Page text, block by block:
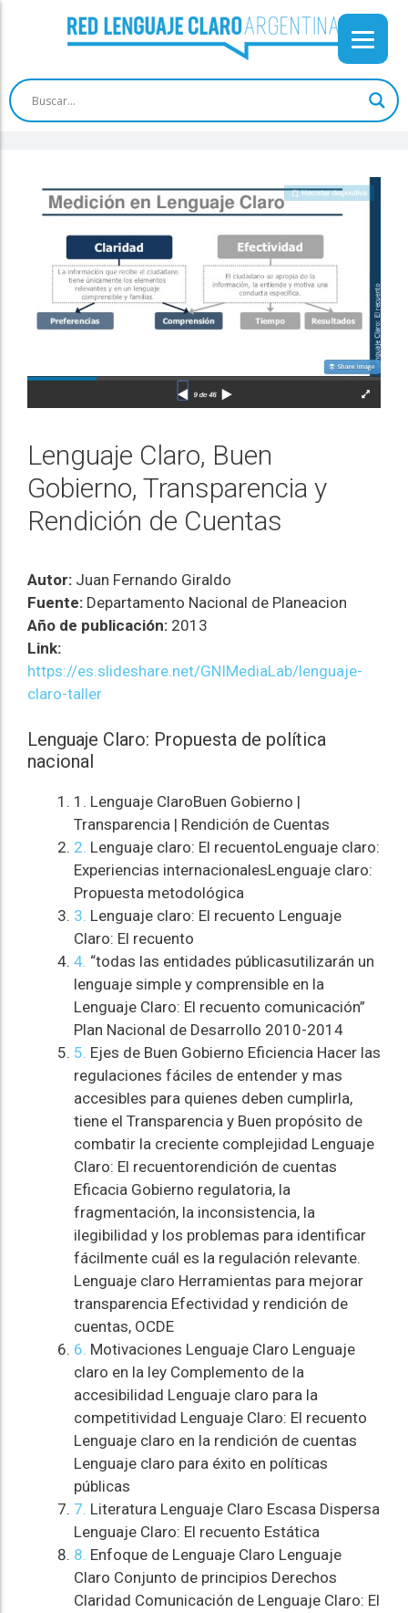
Lenguaje Claro, Buen
Gobierno, Transparencia y
Rendición de Cuentas
Autor: Juan Fernando Giraldo
Fuente: Departamento Nacional de Planeacion
Año de publicación: 2013
Link:
https://es.slideshare.net/GNIMediaLab/lenguaje-
claro-taller
Lenguaje Claro: Propuesta de política
nacional
1. Lenguaje ClaroBuen Gobierno |
Transparencia | Rendición de Cuentas
2. Lenguaje claro: El recuentoLenguaje claro:
Experiencias internacionalesLenguaje claro:
Propuesta metodológica
3. Lenguaje claro: El recuento Lenguaje
Claro: El recuento
4. “todas las entidades públicasutilizarán un
lenguaje simple y comprensible en la
Lenguaje Claro: El recuento comunicación”
Plan Nacional de Desarrollo 2010-2014
5. Ejes de Buen Gobierno Eficiencia Hacer las
regulaciones fáciles de entender y mas
accesibles para quienes deben cumplirla,
tiene el Transparencia y Buen propósito de
combatir la creciente complejidad Lenguaje
Claro: El recuentorendición de cuentas
Eficacia Gobierno regulatoria, la
fragmentación, la inconsistencia, la
ilegibilidad y los problemas para identificar
fácilmente cuál es la regulación relevante.
Lenguaje claro Herramientas para mejorar
transparencia Efectividad y rendición de
cuentas, OCDE
6. Motivaciones Lenguaje Claro Lenguaje
claro en la ley Complemento de la
accesibilidad Lenguaje claro para la
competitividad Lenguaje Claro: El recuento
Lenguaje claro en la rendición de cuentas
Lenguaje claro para éxito en políticas
públicas
7. Literatura Lenguaje Claro Escasa Dispersa
Lenguaje Claro: El recuento Estática
8. Enfoque de Lenguaje Claro Lenguaje
Claro Conjunto de principios Derechos
Claridad Comunicación de Lenguaje Claro: El